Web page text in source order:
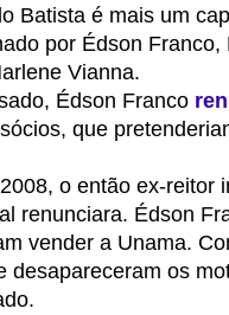
Batista é mais um
por Édson
Vianna.
Édson Franco
que
o então ex-reitor
renunciara. Édson
vender a Unama.
desapareceram os